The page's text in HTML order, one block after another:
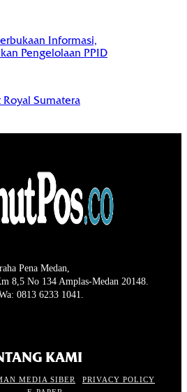
Informasi,
Pengelolaan PPID
Sumatera
Pena Medan,
8,5 No 134 Amplas-Medan 20148.
0813 6233 1041.
KAMI
MEDIA SIBER
PRIVACY POLICY